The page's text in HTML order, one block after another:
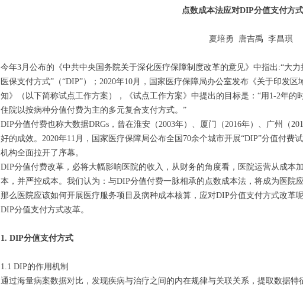
点数成本法应对DIP分值支付方
夏培勇 唐吉禹 李昌琪
今年3月公布的《中共中央国务院关于深化医疗保障制度改革的意见》中指出:“大
医保支付方式”（“DIP”）；2020年10月，国家医疗保障局办公室发布《关于印发
知》（以下简称试点工作方案），《试点工作方案》中提出的目标是：“用1-2年
住院以按病种分值付费为主的多元复合支付方式。”
DIP分值付费也称大数据DRGs，曾在淮安（2003年）、厦门（2016年）、广州（
好的成效。2020年11月，国家医疗保障局公布全国70余个城市开展“DIP”分值付费
机构全面拉开了序幕。
DIP分值付费改革，必将大幅影响医院的收入，从财务的角度看，医院运营从成本
本，并严控成本。我们认为：与DIP分值付费一脉相承的点数成本法，将成为医院
那么医院应该如何开展医疗服务项目及病种成本核算，应对DIP分值支付方式改革
DIP分值支付方式改革。
1. DIP分值支付方式
1.1 DIP的作用机制
通过海量病案数据对比，发现疾病与治疗之间的内在规律与关联关系，提取数据